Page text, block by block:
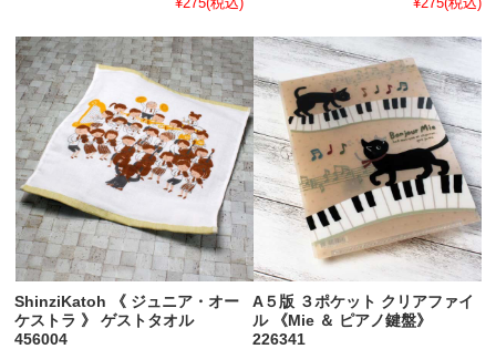
ShinziKatoh 《 ジュニア・オー
ケストラ 》 ゲストタオル
456004
A５版 ３ポケット クリアファイ
ル 《Mie ＆ ピアノ鍵盤》
226341